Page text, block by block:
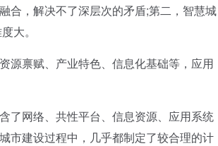
合，解决不了深层次的矛盾;第二，智慧城
大。
禀赋、产业特色、信息化基础等，应用
网络、共性平台、信息资源、应用系统
市建设过程中，几乎都制定了较合理的计